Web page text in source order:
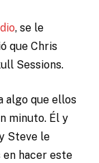
, se le
que Chris
Sessions.
algo que ellos
minuto. Él y
Steve le
hacer este